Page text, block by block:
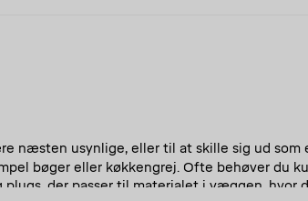
næsten usynlige, eller til at skille sig ud
bøger eller køkkengrej. Ofte behøver du
der passer til materialet i væggen,